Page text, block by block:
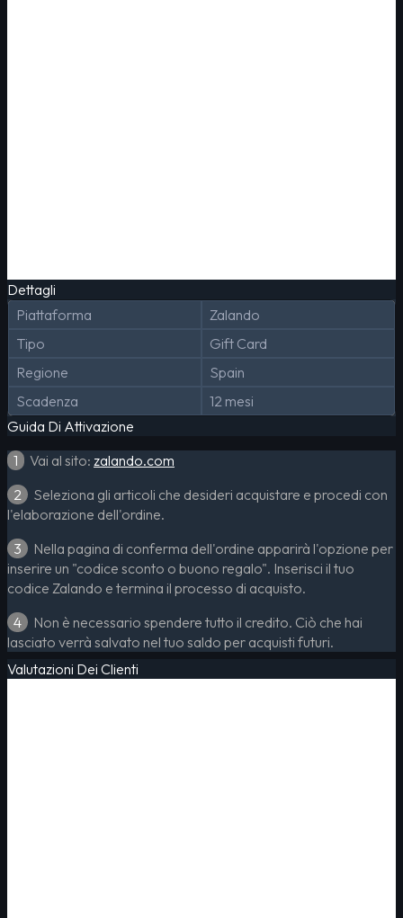
Dettagli
Piattaforma
Zalando
Tipo
Gift Card
Regione
Spain
Scadenza
12 mesi
Guida Di Attivazione
1
Vai al sito: zalando.com
2
Seleziona gli articoli che desideri acquistare e procedi con
l'elaborazione dell'ordine.
3
Nella pagina di conferma dell'ordine apparirà l'opzione per
inserire un "codice sconto o buono regalo". Inserisci il tuo
codice Zalando e termina il processo di acquisto.
4
Non è necessario spendere tutto il credito. Ciò che hai
lasciato verrà salvato nel tuo saldo per acquisti futuri.
Valutazioni Dei Clienti